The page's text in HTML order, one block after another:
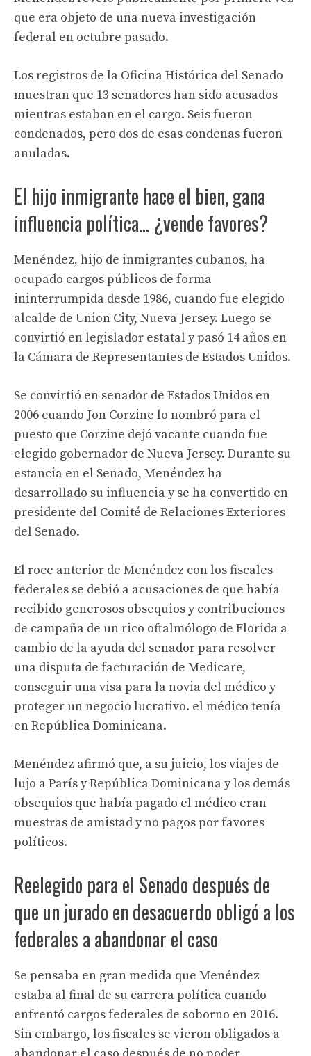
que era objeto de una nueva investigación
federal en octubre pasado.
Los registros de la Oficina Histórica del Senado
muestran que 13 senadores han sido acusados ​​
mientras estaban en el cargo. Seis fueron
condenados, pero dos de esas condenas fueron
anuladas.
El hijo inmigrante hace el bien, gana
influencia política… ¿vende favores?
Menéndez, hijo de inmigrantes cubanos, ha
ocupado cargos públicos de forma
ininterrumpida desde 1986, cuando fue elegido
alcalde de Union City, Nueva Jersey. Luego se
convirtió en legislador estatal y pasó 14 años en
la Cámara de Representantes de Estados Unidos.
Se convirtió en senador de Estados Unidos en
2006 cuando Jon Corzine lo nombró para el
puesto que Corzine dejó vacante cuando fue
elegido gobernador de Nueva Jersey. Durante su
estancia en el Senado, Menéndez ha
desarrollado su influencia y se ha convertido en
presidente del Comité de Relaciones Exteriores
del Senado.
El roce anterior de Menéndez con los fiscales
federales se debió a acusaciones de que había
recibido generosos obsequios y contribuciones
de campaña de un rico oftalmólogo de Florida a
cambio de la ayuda del senador para resolver
una disputa de facturación de Medicare,
conseguir una visa para la novia del médico y
proteger un negocio lucrativo. el médico tenía
en República Dominicana.
Menéndez afirmó que, a su juicio, los viajes de
lujo a París y República Dominicana y los demás
obsequios que había pagado el médico eran
muestras de amistad y no pagos por favores
políticos.
Reelegido para el Senado después de
que un jurado en desacuerdo obligó a los
federales a abandonar el caso
Se pensaba en gran medida que Menéndez
estaba al final de su carrera política cuando
enfrentó cargos federales de soborno en 2016.
Sin embargo, los fiscales se vieron obligados a